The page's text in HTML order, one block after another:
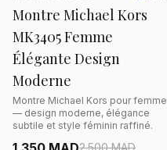
Montre Michael Kors
MK3405 Femme
Élégante Design
Moderne
Montre Michael Kors pour femme
— design moderne, élégance
subtile et style féminin raffiné.
2.500MAD